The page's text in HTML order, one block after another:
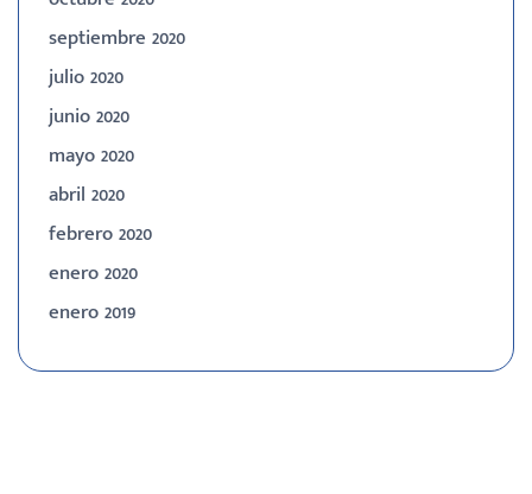
septiembre 2020
julio 2020
junio 2020
mayo 2020
abril 2020
febrero 2020
enero 2020
enero 2019